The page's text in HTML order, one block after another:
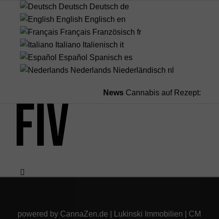
Deutsch Deutsch de
English Englisch en
Français Französisch fr
Italiano Italienisch it
Español Spanisch es
Nederlands Niederländisch nl
News Cannabis auf Rezept:
powered by CannaZen.de Lukinski Immobilien CM